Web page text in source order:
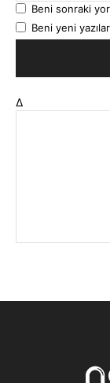
Beni sonraki
Beni yeni
Δ